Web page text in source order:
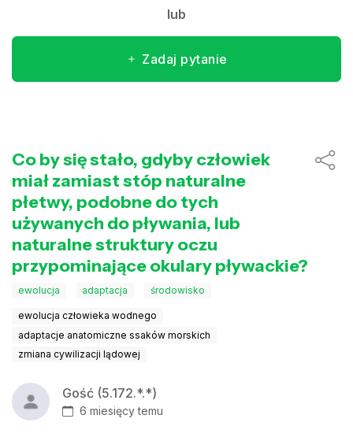
lub
Zadaj pytanie
Co by się stało, gdyby człowiek
miał zamiast stóp naturalne
płetwy, podobne do tych
używanych do pływania, lub
naturalne struktury oczu
przypominające okulary pływackie?
ewolucja adaptacja środowisko
ewolucja człowieka wodnego
adaptacje anatomiczne ssaków morskich
zmiana cywilizacji lądowej
Gość (5.172.*.*)
6 miesięcy temu